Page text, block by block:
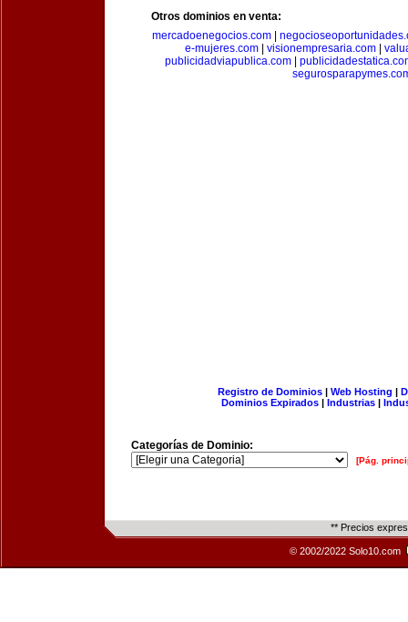
Otros dominios en venta:
mercadoenegocios.com
e-mujeres.com
visionempresaria.com
publicidadviapublica.com
Registro de Dominios| Web Hosting |
Dominios Expirados | Industrias |
Categorías de Dominio:
[Pág.
** Precios
© 2002/2022 Solo10.com